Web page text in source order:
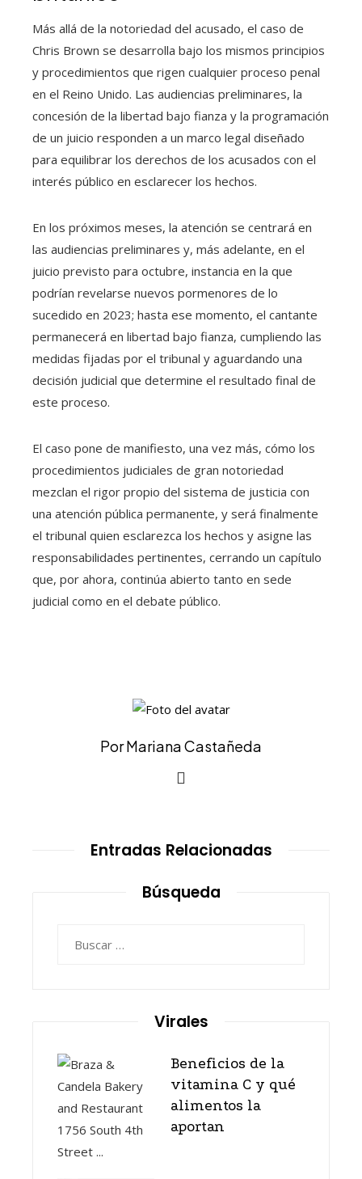
Más allá de la notoriedad del acusado, el caso de
Chris Brown se desarrolla bajo los mismos principios
y procedimientos que rigen cualquier proceso penal
en el Reino Unido. Las audiencias preliminares, la
concesión de la libertad bajo fianza y la programación
de un juicio responden a un marco legal diseñado
para equilibrar los derechos de los acusados con el
interés público en esclarecer los hechos.
En los próximos meses, la atención se centrará en
las audiencias preliminares y, más adelante, en el
juicio previsto para octubre, instancia en la que
podrían revelarse nuevos pormenores de lo
sucedido en 2023; hasta ese momento, el cantante
permanecerá en libertad bajo fianza, cumpliendo las
medidas fijadas por el tribunal y aguardando una
decisión judicial que determine el resultado final de
este proceso.
El caso pone de manifiesto, una vez más, cómo los
procedimientos judiciales de gran notoriedad
mezclan el rigor propio del sistema de justicia con
una atención pública permanente, y será finalmente
el tribunal quien esclarezca los hechos y asigne las
responsabilidades pertinentes, cerrando un capítulo
que, por ahora, continúa abierto tanto en sede
judicial como en el debate público.
Por Mariana Castañeda
Entradas Relacionadas
Búsqueda
Virales
Beneficios de la
vitamina C y qué
alimentos la
aportan